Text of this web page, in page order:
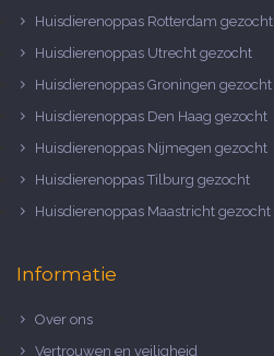
Huisdierenoppas Rotterdam gezocht
Huisdierenoppas Utrecht gezocht
Huisdierenoppas Groningen gezocht
Huisdierenoppas Den Haag gezocht
Huisdierenoppas Nijmegen gezocht
Huisdierenoppas Tilburg gezocht
Huisdierenoppas Maastricht gezocht
Informatie
Over ons
Vertrouwen en veiligheid